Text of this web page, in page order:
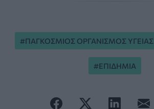
ΠΑΓΚΟΣΜΙΟΣ ΟΡΓΑΝΙΣΜΟΣ ΥΓΕΙΑΣ
ΕΠΙΔΗΜΙΑ